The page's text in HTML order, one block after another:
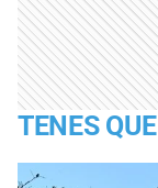
TENES